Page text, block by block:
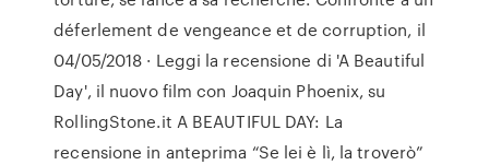
déferlement de vengeance et de corruption, il
04/05/2018 · Leggi la recensione di 'A Beautiful
Day', il nuovo film con Joaquin Phoenix, su
RollingStone.it A BEAUTIFUL DAY: La
recensione in anteprima “Se lei è lì, la troverò”